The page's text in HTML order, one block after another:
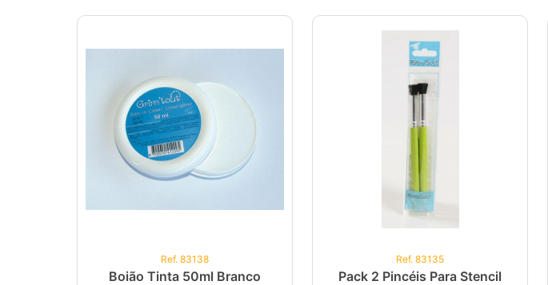
Ref. 83138
Boião Tinta 50ml Branco
Ref. 83135
Pack 2 Pincéis Para Stencil